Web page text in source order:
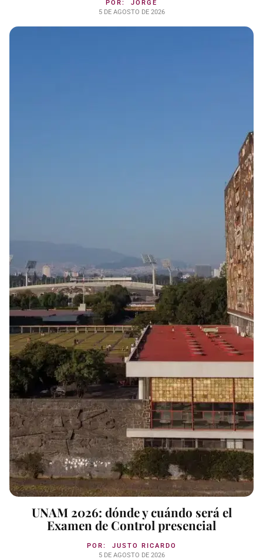
POR: JORGE
5 DE AGOSTO DE 2026
UNAM 2026: dónde y cuándo será el
Examen de Control presencial
POR: JUSTO RICARDO
5 DE AGOSTO DE 2026